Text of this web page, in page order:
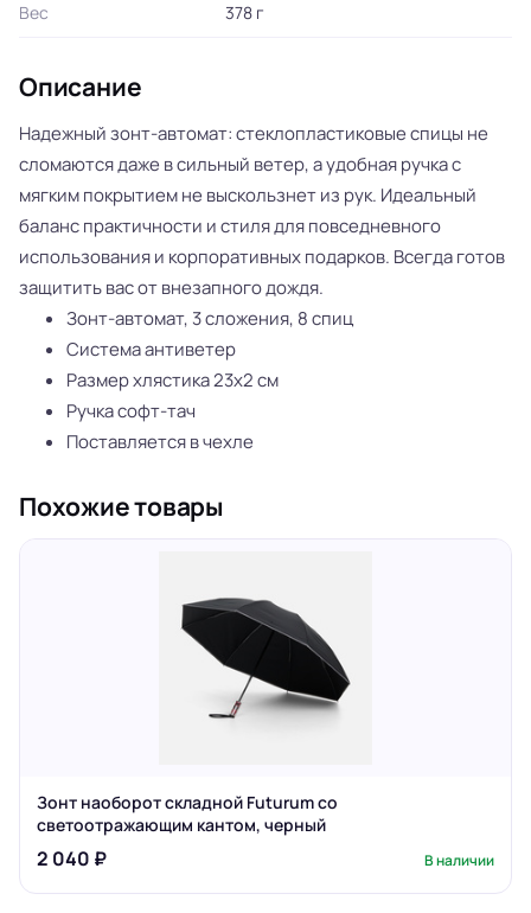
Вес 378 г
Описание
Надежный зонт-автомат: стеклопластиковые спицы не
сломаются даже в сильный ветер, а удобная ручка с
мягким покрытием не выскользнет из рук. Идеальный
баланс практичности и стиля для повседневного
использования и корпоративных подарков. Всегда готов
защитить вас от внезапного дождя.
Зонт-автомат, 3 сложения, 8 спиц
Система антиветер
Размер хлястика 23х2 см
Ручка софт-тач
Поставляется в чехле
Похожие товары
Зонт наоборот складной Futurum со
светоотражающим кантом, черный
2 040 ₽ В наличии